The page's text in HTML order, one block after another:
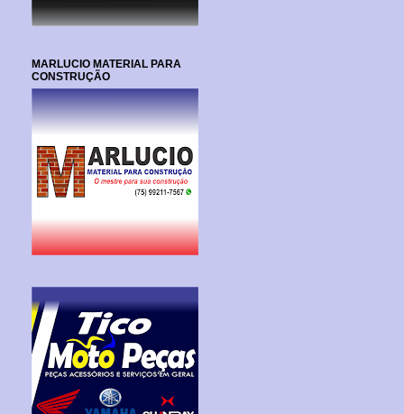
MARLUCIO MATERIAL PARA
CONSTRUÇÃO